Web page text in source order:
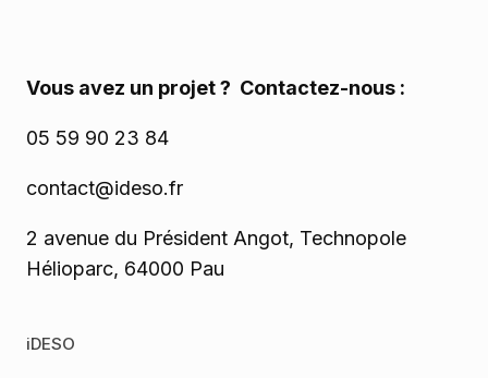
Vous avez un projet ? Contactez-nous :
05 59 90 23 84
contact@ideso.fr
2 avenue du Président Angot, Technopole
Hélioparc, 64000 Pau
iDESO